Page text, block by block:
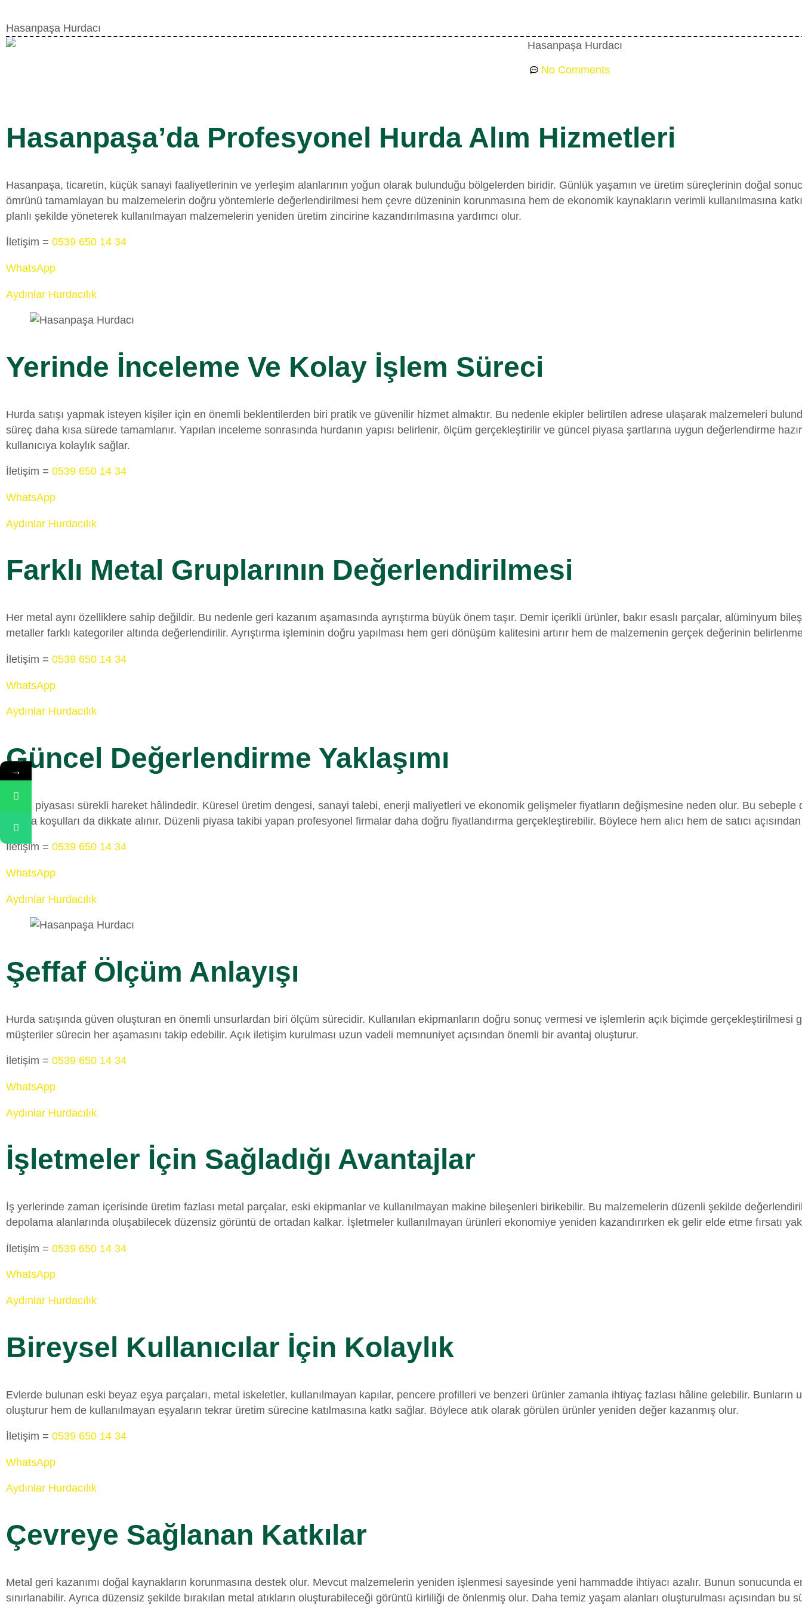
Hasanpaşa Hurdacı
No Comments
Hasanpaşa’da Profesyonel Hurda Alım Hizmetleri
Hasanpaşa, ticaretin, küçük sanayi faaliyetlerinin ve yerleşim alanlarının yoğun olarak bulunduğu bölgelerden biridir. Günlük yaşamın ve üretim süreçlerinin doğal
ömrünü tamamlayan bu malzemelerin doğru yöntemlerle değerlendirilmesi hem çevre düzeninin korunmasına hem de ekonomik kaynakların verimli kullanılmasına
planlı şekilde yöneterek kullanılmayan malzemelerin yeniden üretim zincirine kazandırılmasına yardımcı olur.
İletişim = 0539 650 14 34
WhatsApp
Aydınlar Hurdacılık
Yerinde İnceleme Ve Kolay İşlem Süreci
Hurda satışı yapmak isteyen kişiler için en önemli beklentilerden biri pratik ve güvenilir hizmet almaktır. Bu nedenle ekipler belirtilen adrese ulaşarak malzemeleri
süreç daha kısa sürede tamamlanır. Yapılan inceleme sonrasında hurdanın yapısı belirlenir, ölçüm gerçekleştirilir ve güncel piyasa şartlarına uygun değerlendirme
kullanıcıya kolaylık sağlar.
İletişim = 0539 650 14 34
WhatsApp
Aydınlar Hurdacılık
Farklı Metal Gruplarının Değerlendirilmesi
Her metal aynı özelliklere sahip değildir. Bu nedenle geri kazanım aşamasında ayrıştırma büyük önem taşır. Demir içerikli ürünler, bakır esaslı parçalar, alüminyum
metaller farklı kategoriler altında değerlendirilir. Ayrıştırma işleminin doğru yapılması hem geri dönüşüm kalitesini artırır hem de malzemenin gerçek değerinin
İletişim = 0539 650 14 34
WhatsApp
Aydınlar Hurdacılık
Güncel Değerlendirme Yaklaşımı
Metal piyasası sürekli hareket hâlindedir. Küresel üretim dengesi, sanayi talebi, enerji maliyetleri ve ekonomik gelişmeler fiyatların değişmesine neden olur. Bu
piyasa koşulları da dikkate alınır. Düzenli piyasa takibi yapan profesyonel firmalar daha doğru fiyatlandırma gerçekleştirebilir. Böylece hem alıcı hem de satıcı
İletişim = 0539 650 14 34
WhatsApp
Aydınlar Hurdacılık
Şeffaf Ölçüm Anlayışı
Hurda satışında güven oluşturan en önemli unsurlardan biri ölçüm sürecidir. Kullanılan ekipmanların doğru sonuç vermesi ve işlemlerin açık biçimde gerçekleştirilmesi
müşteriler sürecin her aşamasını takip edebilir. Açık iletişim kurulması uzun vadeli memnuniyet açısından önemli bir avantaj oluşturur.
İletişim = 0539 650 14 34
WhatsApp
Aydınlar Hurdacılık
İşletmeler İçin Sağladığı Avantajlar
İş yerlerinde zaman içerisinde üretim fazlası metal parçalar, eski ekipmanlar ve kullanılmayan makine bileşenleri birikebilir. Bu malzemelerin düzenli şekilde
depolama alanlarında oluşabilecek düzensiz görüntü de ortadan kalkar. İşletmeler kullanılmayan ürünleri ekonomiye yeniden kazandırırken ek gelir elde etme fırsatı
İletişim = 0539 650 14 34
WhatsApp
Aydınlar Hurdacılık
Bireysel Kullanıcılar İçin Kolaylık
Evlerde bulunan eski beyaz eşya parçaları, metal iskeletler, kullanılmayan kapılar, pencere profilleri ve benzeri ürünler zamanla ihtiyaç fazlası hâline gelebilir.
oluşturur hem de kullanılmayan eşyaların tekrar üretim sürecine katılmasına katkı sağlar. Böylece atık olarak görülen ürünler yeniden değer kazanmış olur.
İletişim = 0539 650 14 34
WhatsApp
Aydınlar Hurdacılık
Çevreye Sağlanan Katkılar
Metal geri kazanımı doğal kaynakların korunmasına destek olur. Mevcut malzemelerin yeniden işlenmesi sayesinde yeni hammadde ihtiyacı azalır. Bunun
sınırlanabilir. Ayrıca düzensiz şekilde bırakılan metal atıkların oluşturabileceği görüntü kirliliği de önlenmiş olur. Daha temiz yaşam alanları oluşturulması açısından bu
→